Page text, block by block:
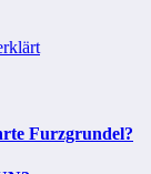
Furzgrundel?